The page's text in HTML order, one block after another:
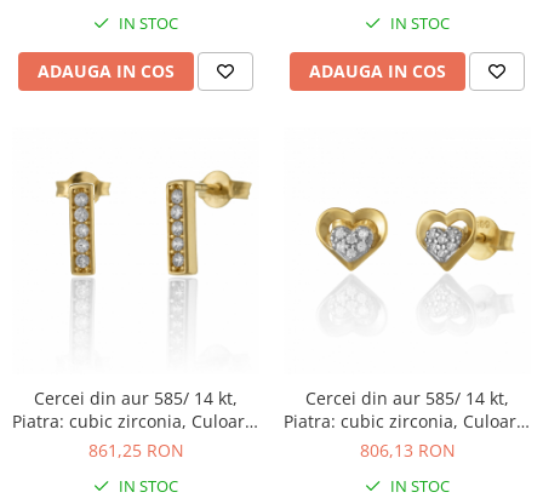
IN STOC
ADAUGA IN COS
IN STOC
ADAUGA IN COS
Cercei din aur 585/ 14 kt,
Piatra: cubic zirconia, Culoare:
transparenta
861,25 RON
IN STOC
Cercei din aur 585/ 14 kt,
Piatra: cubic zirconia, Culoare:
transparenta
806,13 RON
IN STOC